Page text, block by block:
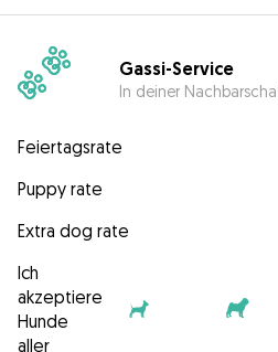
Gassi-Service
In deiner
Feiertagsrate
Puppy rate
Extra dog rate
Ich
akzeptiere
Hunde
aller